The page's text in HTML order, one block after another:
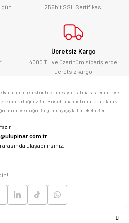
gün
256bit SSL Sertifikası
Ücretsiz Kargo
4000 TL ve üzeri tüm siparişlerde
ücretsiz kargo
kadar gelen sektör tecrübesiyle ısıtma sistemleri ve
ortağınızdır. Bosch ana distribütörü olarak
ürün ve doğru bilgi anlayışıyla hareket eder.
ulaşabilirsiniz.